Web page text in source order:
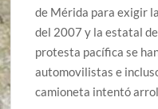
de Mérida para exigir
del 2007 y la estatal
protesta pacífica se
automovilistas e
camioneta intentó